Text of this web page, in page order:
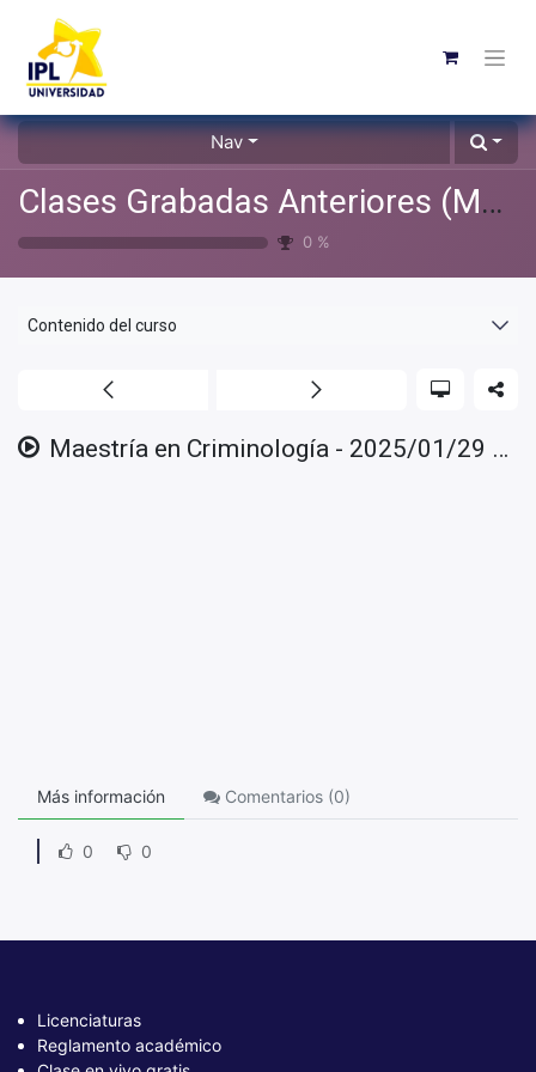
Nav
Clases Grabadas Anteriores (Material de apoyo para alumnos)
0 %
Contenido del curso
Maestría en Criminología - 2025/01/29 Clase 04
Más información Comentarios (0)
0 0
Licenciaturas
Reglamento académico